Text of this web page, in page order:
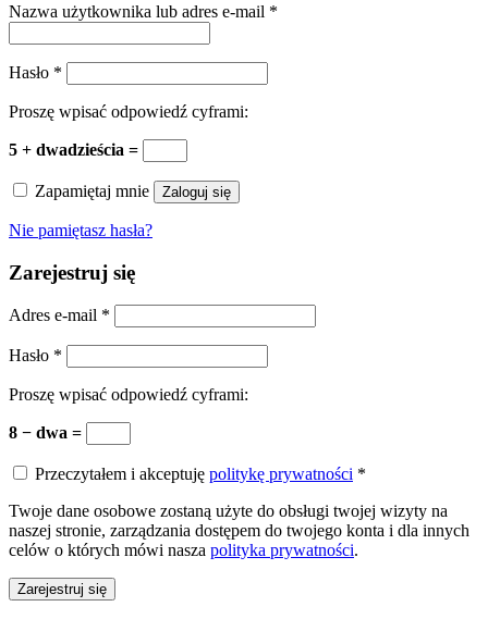
Nazwa użytkownika lub adres e-mail *
Hasło *
Proszę wpisać odpowiedź cyframi:
5 + dwadzieścia =
Zapamiętaj mnie Zaloguj się
Nie pamiętasz hasła?
Zarejestruj się
Adres e-mail *
Hasło *
Proszę wpisać odpowiedź cyframi:
8 − dwa =
Przeczytałem i akceptuję politykę prywatności *
Twoje dane osobowe zostaną użyte do obsługi twojej wizyty na
naszej stronie, zarządzania dostępem do twojego konta i dla innych
celów o których mówi nasza polityka prywatności.
Zarejestruj się